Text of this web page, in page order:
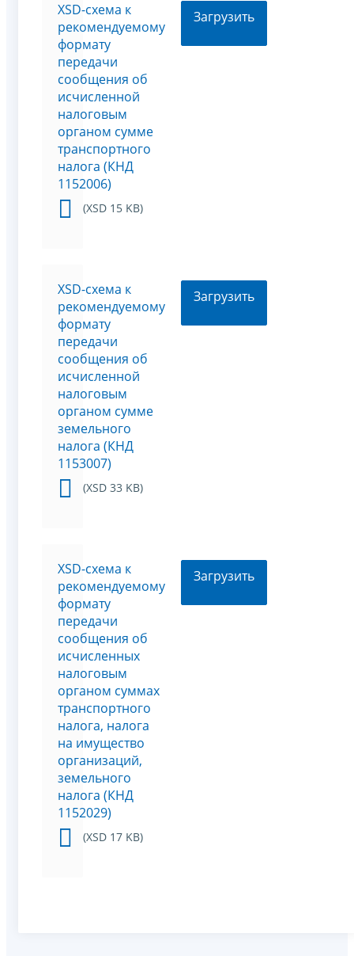
XSD-схема к
рекомендуемому
формату
передачи
сообщения об
исчисленной
налоговым
органом сумме
транспортного
налога (КНД
1152006)
(XSD 15 KB)
Загрузить
XSD-схема к
рекомендуемому
формату
передачи
сообщения об
исчисленной
налоговым
органом сумме
земельного
налога (КНД
1153007)
(XSD 33 KB)
Загрузить
XSD-схема к
рекомендуемому
формату
передачи
сообщения об
исчисленных
налоговым
органом суммах
транспортного
налога, налога
на имущество
организаций,
земельного
налога (КНД
1152029)
(XSD 17 KB)
Загрузить